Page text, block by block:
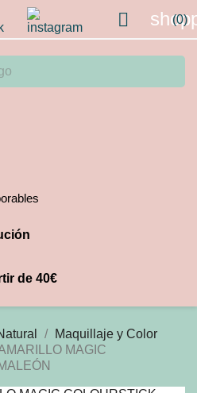
(0)

de 40€
Maquillaje y Color
MAGIC